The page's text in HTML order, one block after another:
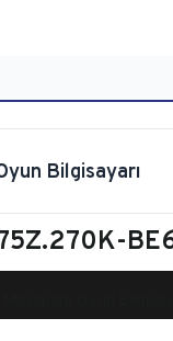
Bilgisayarı